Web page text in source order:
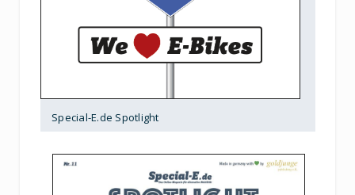
Special-E.de Spotlight